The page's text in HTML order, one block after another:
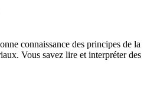
connaissance des principes de la
Vous savez lire et interpréter des